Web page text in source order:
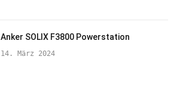
Anker SOLIX F3800 Powerstation
14. März 2024